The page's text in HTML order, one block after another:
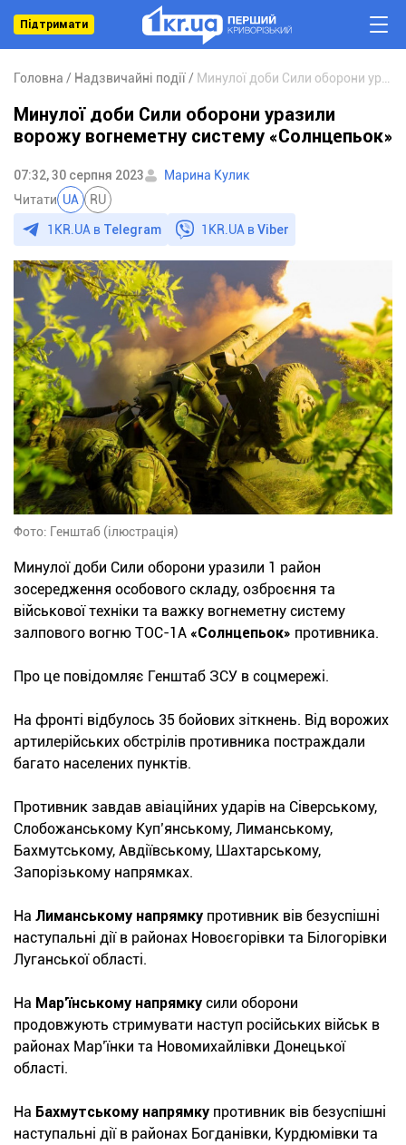
Підтримати
Головна Надзвичайні події
Минулої доби Сили оборони уразили
ворожу вогнеметну систему «Солнцепьок»
07:32, 30 серпня 2023
Марина Кулик
Читати UA RU
1KR.UA в Telegram 1KR.UA вViber
Фото: Генштаб (ілюстрація)
Минулої доби Сили оборони уразили 1 район
зосередження особового складу, озброєння та
військової техніки та важку вогнеметну систему
залпового вогню ТОС-1А «Солнцепьок» противника.
Про це повідомляє Генштаб ЗСУ в соцмережі.
На фронті відбулось 35 бойових зіткнень. Від ворожих
артилерійських обстрілів противника постраждали
багато населених пунктів.
Противник завдав авіаційних ударів на Сіверському,
Слобожанському Куп’янському, Лиманському,
Бахмутському, Авдіївському, Шахтарському,
Запорізькому напрямках.
На Лиманському напрямку противник вів безуспішні
наступальні дії в районах Новоєгорівки та Білогорівки
Луганської області.
На Мар’їнському напрямку сили оборони
продовжують стримувати наступ російських військ в
районах Мар’їнки та Новомихайлівки Донецької
області.
На Бахмутському напрямку противник вів безуспішні
наступальні дії в районах Богданівки, Курдюмівки та